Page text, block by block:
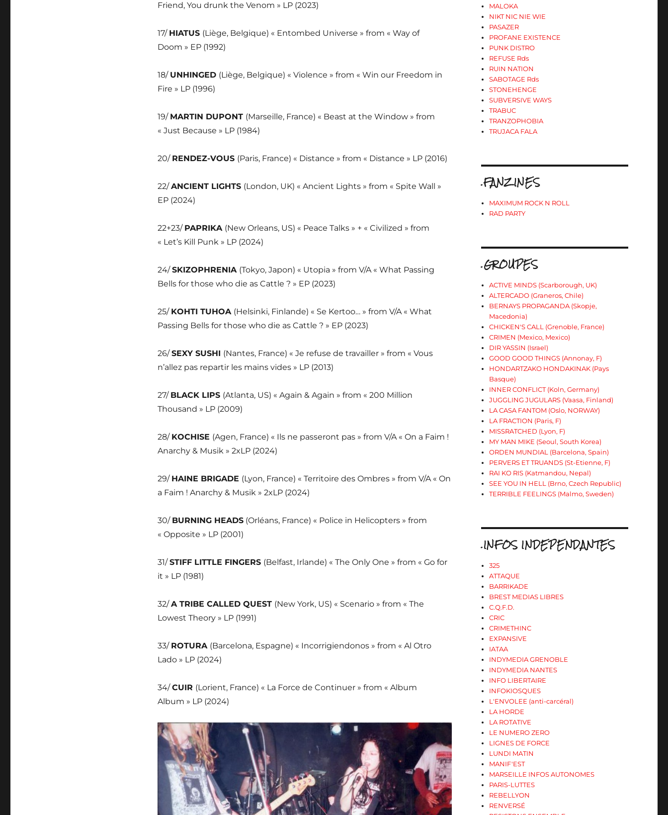
Friend, You drunk the Venom » LP (2023)
17/ HIATUS (Liège, Belgique) « Entombed Universe » from « Way of
Doom » EP (1992)
18/ UNHINGED (Liège, Belgique) « Violence » from « Win our Freedom in
Fire » LP (1996)
19/ MARTIN DUPONT (Marseille, France) « Beast at the Window » from
« Just Because » LP (1984)
20/ RENDEZ-VOUS (Paris, France) « Distance » from « Distance » LP (2016)
22/ANCIENT LIGHTS (London, UK) « Ancient Lights » from « Spite Wall »
EP (2024)
22+23/ PAPRIKA (New Orleans, US) « Peace Talks » + « Civilized » from
« Let’s Kill Punk » LP (2024)
24/SKIZOPHRENIA (Tokyo, Japon) « Utopia » from V/A « What Passing
Bells for those who die as Cattle ? » EP (2023)
25/ KOHTI TUHOA (Helsinki, Finlande) « Se Kertoo… » from V/A « What
Passing Bells for those who die as Cattle ? » EP (2023)
26/SEXY SUSHI (Nantes, France) « Je refuse de travailler » from « Vous
n’allez pas repartir les mains vides » LP (2013)
27/ BLACK LIPS (Atlanta, US) « Again & Again » from « 200 Million
Thousand » LP (2009)
28/ KOCHISE (Agen, France) « Ils ne passeront pas » from V/A « On a Faim !
Anarchy & Musik » 2xLP (2024)
29/ HAINE BRIGADE (Lyon, France) « Territoire des Ombres » from V/A « On
a Faim ! Anarchy & Musik » 2xLP (2024)
30/ BURNING HEADS(Orléans, France) « Police in Helicopters » from
« Opposite » LP (2001)
31/STIFF LITTLE FINGERS (Belfast, Irlande) « The Only One » from « Go for
it » LP (1981)
32/A TRIBE CALLED QUEST (New York, US) « Scenario » from « The
Lowest Theory » LP (1991)
33/ ROTURA (Barcelona, Espagne) « Incorrigiendonos » from « Al Otro
Lado » LP (2024)
34/CUIR (Lorient, France) « La Force de Continuer » from « Album
Album » LP (2024)
MALOKA
NIKT NIC NIE WIE
PASAZER
PROFANE EXISTENCE
PUNK DISTRO
REFUSE Rds
RUIN NATION
SABOTAGE Rds
STONEHENGE
SUBVERSIVE WAYS
TRABUC
TRANZOPHOBIA
TRUJACA FALA
.FANZINES
MAXIMUM ROCK N ROLL
RAD PARTY
.GROUPES
ACTIVE MINDS (Scarborough, UK)
ALTERCADO (Graneros, Chile)
BERNAYS PROPAGANDA (Skopje,
Macedonia)
CHICKEN'S CALL (Grenoble, France)
CRIMEN (Mexico, Mexico)
DIR YASSIN (Israel)
GOOD GOOD THINGS (Annonay, F)
HONDARTZAKO HONDAKINAK (Pays
Basque)
INNER CONFLICT (Koln, Germany)
JUGGLING JUGULARS (Vaasa, Finland)
LA CASA FANTOM (Oslo, NORWAY)
LA FRACTION (Paris, F)
MISSRATCHED (Lyon, F)
MY MAN MIKE (Seoul, South Korea)
ORDEN MUNDIAL (Barcelona, Spain)
PERVERS ET TRUANDS (St-Etienne, F)
RAI KO RIS (Katmandou, Nepal)
SEE YOU IN HELL (Brno, Czech Republic)
TERRIBLE FEELINGS (Malmo, Sweden)
.INFOS INDEPENDANTES
325
ATTAQUE
BARRIKADE
BREST MEDIAS LIBRES
C.Q.F.D.
CRIC
CRIMETHINC
EXPANSIVE
IATAA
INDYMEDIA GRENOBLE
INDYMEDIA NANTES
INFO LIBERTAIRE
INFOKIOSQUES
L'ENVOLEE (anti-carcéral)
LA HORDE
LA ROTATIVE
LE NUMERO ZERO
LIGNES DE FORCE
LUNDI MATIN
MANIF'EST
MARSEILLE INFOS AUTONOMES
PARIS-LUTTES
REBELLYON
RENVERSÉ